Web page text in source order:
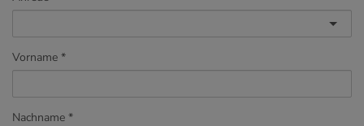
Vorname
Nachname